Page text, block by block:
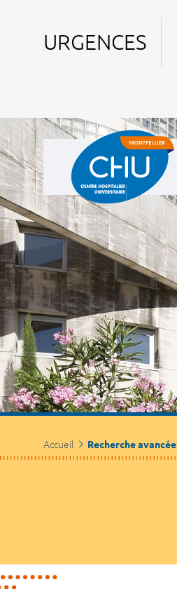
URGENCES
Accueil Recherche avancée